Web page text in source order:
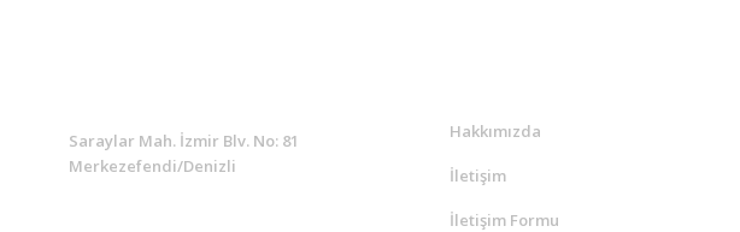
Saraylar Mah. İzmir Blv. No: 81
Merkezefendi/Denizli
Hakkımızda
İletişim
İletişim Formu